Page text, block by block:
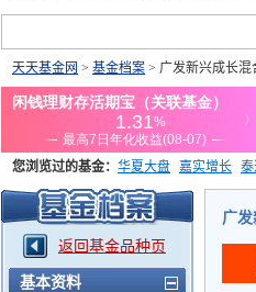
天天基金网 > 基金档案 > 广发新兴成长混
您浏览过的基金： 华夏大盘 嘉实增长
添富优势 华安宏利 上证180价值ETF
返回基金品种页
基本资料
广